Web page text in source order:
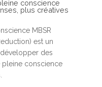
conscience
plus créatives
MBSR
est un
des
conscience